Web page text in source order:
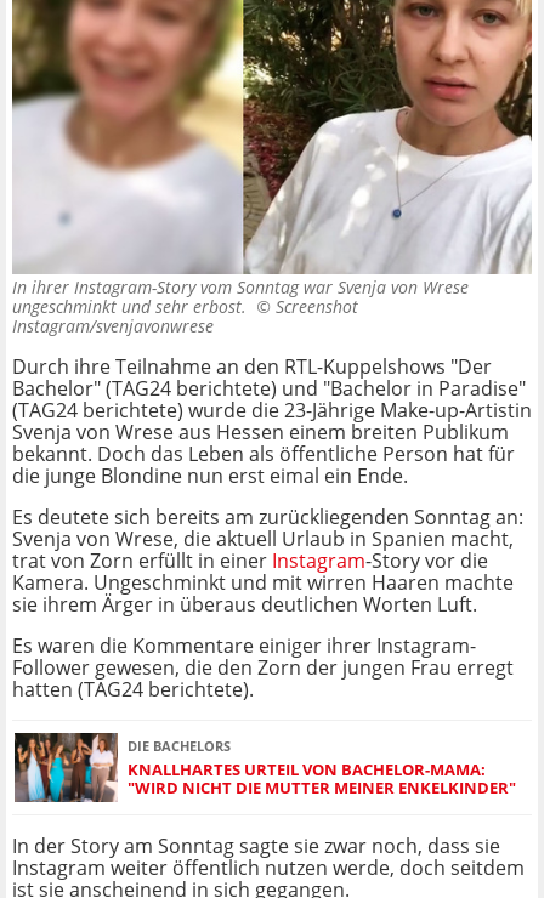
In ihrer Instagram-Story vom Sonntag war Svenja von Wrese
ungeschminkt und sehr erbost. © Screenshot
Instagram/svenjavonwrese
Durch ihre Teilnahme an den RTL-Kuppelshows "Der
Bachelor" (TAG24 berichtete) und "Bachelor in Paradise"
(TAG24 berichtete) wurde die 23-Jährige Make-up-Artistin
Svenja von Wrese aus Hessen einem breiten Publikum
bekannt. Doch das Leben als öffentliche Person hat für
die junge Blondine nun erst eimal ein Ende.
Es deutete sich bereits am zurückliegenden Sonntag an:
Svenja von Wrese, die aktuell Urlaub in Spanien macht,
trat von Zorn erfüllt in einer Instagram-Story vor die
Kamera. Ungeschminkt und mit wirren Haaren machte
sie ihrem Ärger in überaus deutlichen Worten Luft.
Es waren die Kommentare einiger ihrer Instagram-
Follower gewesen, die den Zorn der jungen Frau erregt
hatten (TAG24 berichtete).
DIE BACHELORS
KNALLHARTES URTEIL VON BACHELOR-MAMA:
"WIRD NICHT DIE MUTTER MEINER ENKELKINDER"
In der Story am Sonntag sagte sie zwar noch, dass sie
Instagram weiter öffentlich nutzen werde, doch seitdem
ist sie anscheinend in sich gegangen.